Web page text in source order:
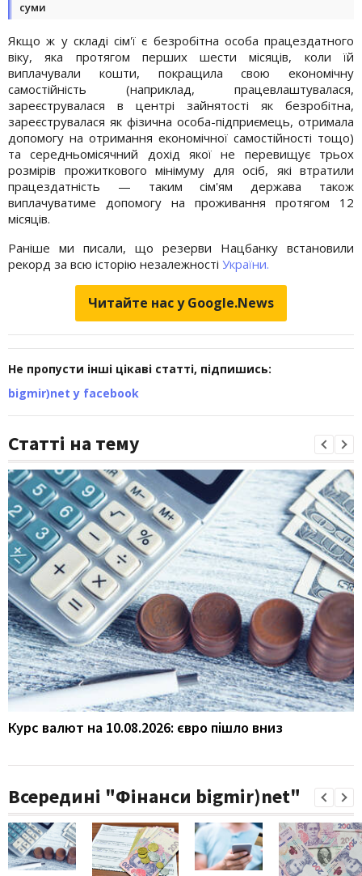
суми
Якщо ж у складі сім'ї є безробітна особа працездатного
віку, яка протягом перших шести місяців, коли їй
виплачували кошти, покращила свою економічну
самостійність (наприклад, працевлаштувалася,
зареєструвалася в центрі зайнятості як безробітна,
зареєструвалася як фізична особа-підприємець, отримала
допомогу на отримання економічної самостійності тощо)
та середньомісячний дохід якої не перевищує трьох
розмірів прожиткового мінімуму для осіб, які втратили
працездатність — таким сім'ям держава також
виплачуватиме допомогу на проживання протягом 12
місяців.
Раніше ми писали, що резерви Нацбанку встановили
рекорд за всю історію незалежності України.
Читайте нас у Google.News
Не пропусти інші цікаві статті, підпишись:
bigmir)net у facebook
Статті на тему
Курс валют на 10.08.2026: євро пішло вниз
Всередині "Фінанси bigmir)net"